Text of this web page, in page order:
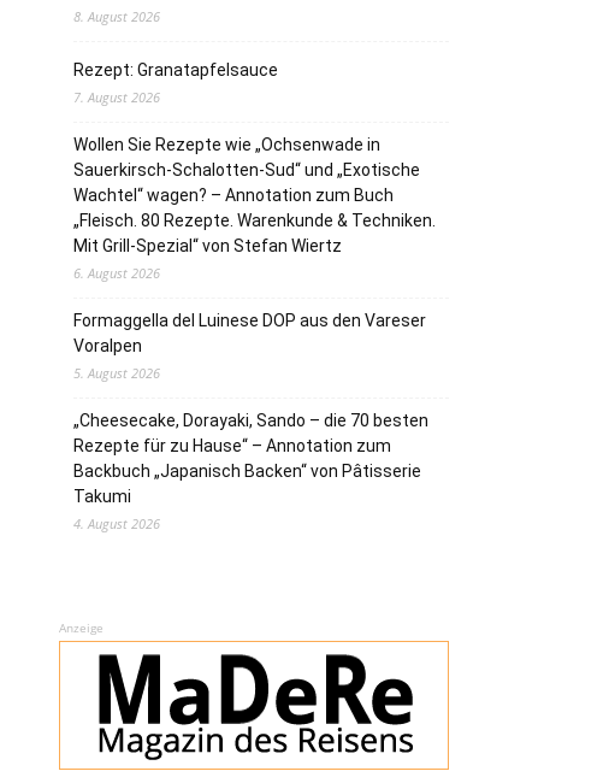
8. August 2026
Rezept: Granatapfelsauce
7. August 2026
Wollen Sie Rezepte wie „Ochsenwade in
Sauerkirsch-Schalotten-Sud“ und „Exotische
Wachtel“ wagen? – Annotation zum Buch
„Fleisch. 80 Rezepte. Warenkunde & Techniken.
Mit Grill-Spezial“ von Stefan Wiertz
6. August 2026
Formaggella del Luinese DOP aus den Vareser
Voralpen
5. August 2026
„Cheesecake, Dorayaki, Sando – die 70 besten
Rezepte für zu Hause“ – Annotation zum
Backbuch „Japanisch Backen“ von Pâtisserie
Takumi
4. August 2026
Anzeige